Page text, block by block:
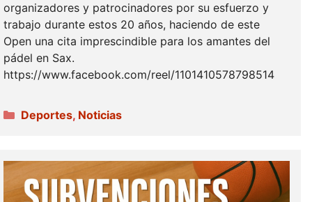
organizadores y patrocinadores por su esfuerzo y
trabajo durante estos 20 años, haciendo de este
Open una cita imprescindible para los amantes del
pádel en Sax.
https://www.facebook.com/reel/1101410578798514
Categorías
Deportes, Noticias